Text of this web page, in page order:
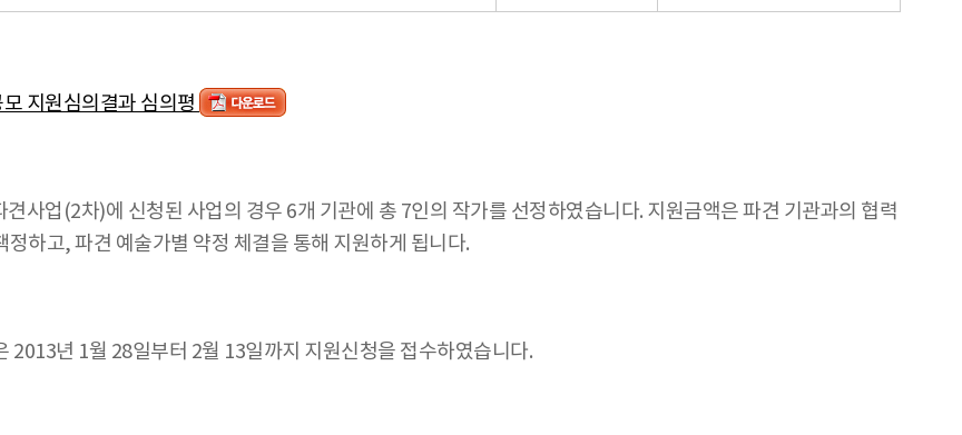
지원심의결과 심의평
사업(2차)에 신청된 사업의 경우 6개 기관에 총 7인의 작가를 선정하였습니다. 지원금액은 파견 기관과의 협력
하고, 파견 예술가별 약정 체결을 통해 지원하게 됩니다.
년 1월 28일부터 2월 13일까지 지원신청을 접수하였습니다.